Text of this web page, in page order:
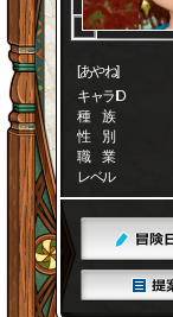
[あやね]
キャラID
種 族
性 別
職 業
レベル